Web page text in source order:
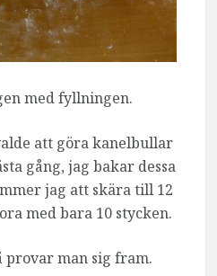
med fyllningen.
att göra kanelbullar
gång, jag bakar dessa
jag att skära till 12
med bara 10 stycken.
provar man sig fram.